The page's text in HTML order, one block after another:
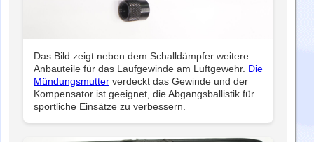
Das Bild zeigt neben dem Schalldämpfer weitere
Anbauteile für das Laufgewinde am Luftgewehr. Die
Mündungsmutter verdeckt das Gewinde und der
Kompensator ist geeignet, die Abgangsballistik für
sportliche Einsätze zu verbessern.